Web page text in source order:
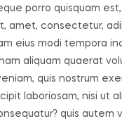
porro quisquam
amet, consectetur,
eius modi tempora
aliquam quaerat
quis nostrum
laboriosam, nisi ut
quis autem